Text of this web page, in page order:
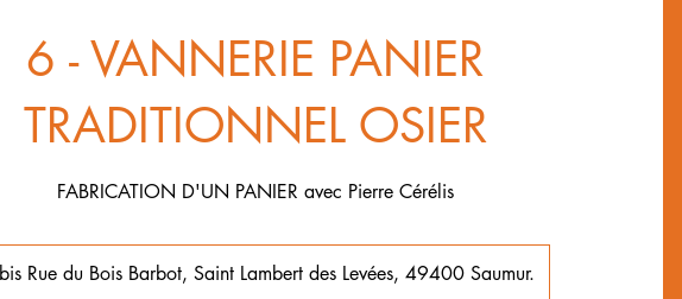
6 - VANNERIE PANIER
TRADITIONNEL OSIER
FABRICATION D'UN PANIER avec Pierre Cérélis
Rue du Bois Barbot, Saint Lambert des Levées, 49400 Saumur.